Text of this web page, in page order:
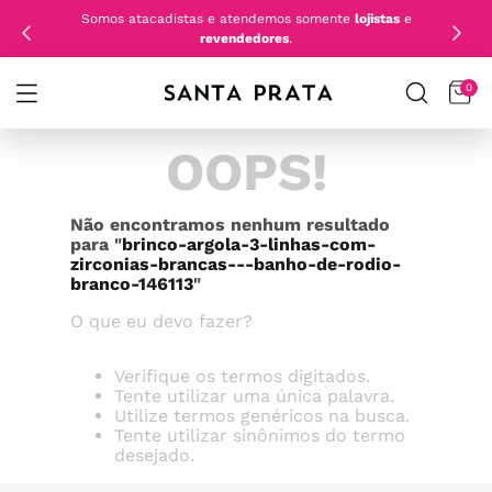
Somos atacadistas e atendemos somente lojistase
revendedores.
0
OOPS!
Não encontramos nenhum resultado
para "brinco-argola-3-linhas-com-
zirconias-brancas---banho-de-rodio-
branco-146113"
O que eu devo fazer?
Verifique os termos digitados.
Tente utilizar uma única palavra.
Utilize termos genéricos na busca.
Tente utilizar sinônimos do termo
desejado.